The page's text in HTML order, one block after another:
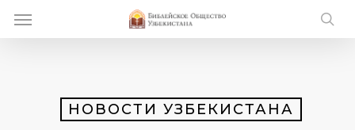
Menu
НОВОСТИ УЗБЕКИСТАНА